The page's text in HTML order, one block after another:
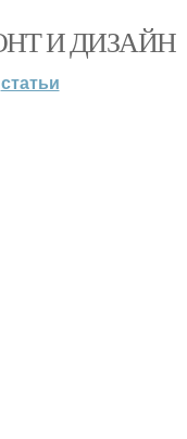
И ДИЗАЙН
статьи